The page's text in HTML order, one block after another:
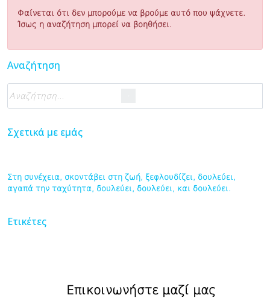
Φαίνεται ότι δεν μπορούμε να βρούμε αυτό που ψάχνετε.
Ίσως η αναζήτηση μπορεί να βοηθήσει.
Αναζήτηση
Σχετικά με εμάς
Στη συνέχεια, σκοντάβει στη ζωή, ξεφλουδίζει, δουλεύει,
αγαπά την ταχύτητα, δουλεύει, δουλεύει, και δουλεύει.
Ετικέτες
Επικοινωνήστε μαζί μας